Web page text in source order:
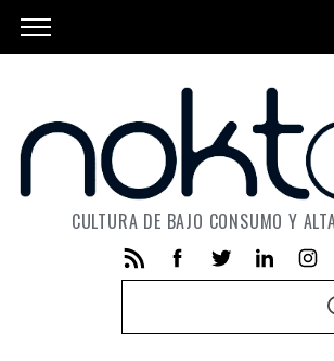
CULTURA DE BAJO CONSUMO Y